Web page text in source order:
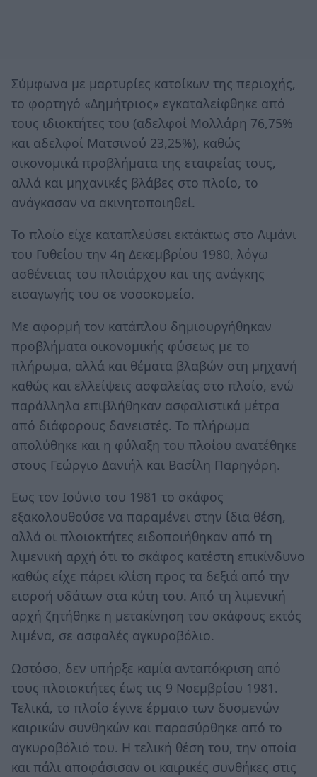
Σύμφωνα με μαρτυρίες κατοίκων της περιοχής,
το φορτηγό «Δημήτριος» εγκαταλείφθηκε από
τους ιδιοκτήτες του (αδελφοί Μολλάρη 76,75%
και αδελφοί Ματσινού 23,25%), καθώς
οικονομικά προβλήματα της εταιρείας τους,
αλλά και μηχανικές βλάβες στο πλοίο, το
ανάγκασαν να ακινητοποιηθεί.
Το πλοίο είχε καταπλεύσει εκτάκτως στο Λιμάνι
του Γυθείου την 4η Δεκεμβρίου 1980, λόγω
ασθένειας του πλοιάρχου και της ανάγκης
εισαγωγής του σε νοσοκομείο.
Με αφορμή τον κατάπλου δημιουργήθηκαν
προβλήματα οικονομικής φύσεως με το
πλήρωμα, αλλά και θέματα βλαβών στη μηχανή
καθώς και ελλείψεις ασφαλείας στο πλοίο, ενώ
παράλληλα επιβλήθηκαν ασφαλιστικά μέτρα
από διάφορους δανειστές. Το πλήρωμα
απολύθηκε και η φύλαξη του πλοίου ανατέθηκε
στους Γεώργιο Δανιήλ και Βασίλη Παρηγόρη.
Εως τον Ιούνιο του 1981 το σκάφος
εξακολουθούσε να παραμένει στην ίδια θέση,
αλλά οι πλοιοκτήτες ειδοποιήθηκαν από τη
λιμενική αρχή ότι το σκάφος κατέστη επικίνδυνο
καθώς είχε πάρει κλίση προς τα δεξιά από την
εισροή υδάτων στα κύτη του. Από τη λιμενική
αρχή ζητήθηκε η μετακίνηση του σκάφους εκτός
λιμένα, σε ασφαλές αγκυροβόλιο.
Ωστόσο, δεν υπήρξε καμία ανταπόκριση από
τους πλοιοκτήτες έως τις 9 Νοεμβρίου 1981.
Τελικά, το πλοίο έγινε έρμαιο των δυσμενών
καιρικών συνθηκών και παρασύρθηκε από το
αγκυροβόλιό του. Η τελική θέση του, την οποία
και πάλι αποφάσισαν οι καιρικές συνθήκες στις